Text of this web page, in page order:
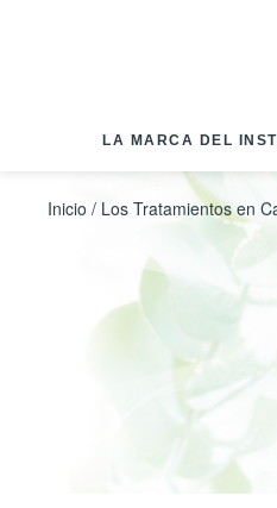
LA MARCA DEL
Inicio / Los Tratamientos en